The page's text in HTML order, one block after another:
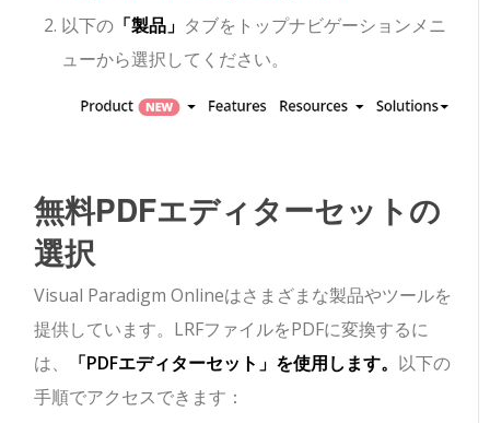
以下の 「製品」 タブをトップナビゲーションメニ
ューから選択してください。
無料PDFエディターセットの
選択
Visual Paradigm Onlineはさまざまな製品やツールを
提供しています。LRFファイルをPDFに変換するに
は、
「PDFエディターセット」を使用します。 以下の
手順でアクセスできます：